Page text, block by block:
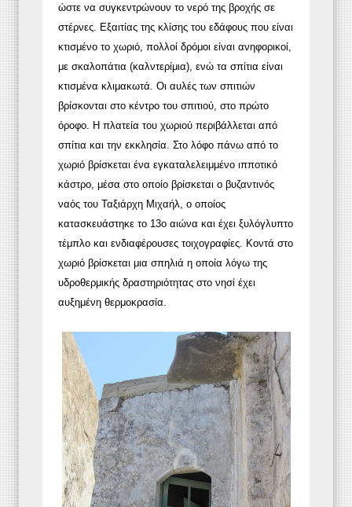
ώστε να συγκεντρώνουν το νερό της βροχής σε
στέρνες. Εξαιτίας της κλίσης του εδάφους που είναι
κτισμένο το χωριό, πολλοί δρόμοι είναι ανηφορικοί,
με σκαλοπάτια (καλντερίμια), ενώ τα σπίτια είναι
κτισμένα κλιμακωτά. Οι αυλές των σπιτιών
βρίσκονται στο κέντρο του σπιτιού, στο πρώτο
όροφο. Η πλατεία του χωριού περιβάλλεται από
σπίτια και την εκκλησία. Στο λόφο πάνω από το
χωριό βρίσκεται ένα εγκαταλελειμμένο ιπποτικό
κάστρο, μέσα στο οποίο βρίσκεται ο βυζαντινός
ναός του Ταξιάρχη Μιχαήλ, ο οποίος
κατασκευάστηκε το 13ο αιώνα και έχει ξυλόγλυπτο
τέμπλο και ενδιαφέρουσες τοιχογραφίες. Κοντά στο
χωριό βρίσκεται μια σπηλιά η οποία λόγω της
υδροθερμικής δραστηριότητας στο νησί έχει
αυξημένη θερμοκρασία.